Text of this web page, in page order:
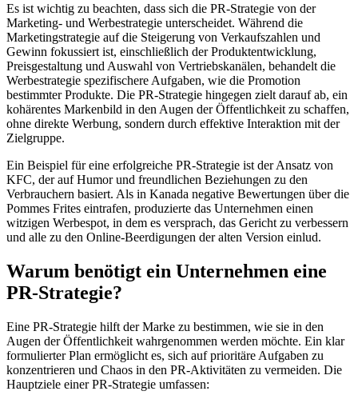
Es ist wichtig zu beachten, dass sich die PR-Strategie von der
Marketing- und Werbestrategie unterscheidet. Während die
Marketingstrategie auf die Steigerung von Verkaufszahlen und
Gewinn fokussiert ist, einschließlich der Produktentwicklung,
Preisgestaltung und Auswahl von Vertriebskanälen, behandelt die
Werbestrategie spezifischere Aufgaben, wie die Promotion
bestimmter Produkte. Die PR-Strategie hingegen zielt darauf ab, ein
kohärentes Markenbild in den Augen der Öffentlichkeit zu schaffen,
ohne direkte Werbung, sondern durch effektive Interaktion mit der
Zielgruppe.
Ein Beispiel für eine erfolgreiche PR-Strategie ist der Ansatz von
KFC, der auf Humor und freundlichen Beziehungen zu den
Verbrauchern basiert. Als in Kanada negative Bewertungen über die
Pommes Frites eintrafen, produzierte das Unternehmen einen
witzigen Werbespot, in dem es versprach, das Gericht zu verbessern
und alle zu den Online-Beerdigungen der alten Version einlud.
Warum benötigt ein Unternehmen eine
PR-Strategie?
Eine PR-Strategie hilft der Marke zu bestimmen, wie sie in den
Augen der Öffentlichkeit wahrgenommen werden möchte. Ein klar
formulierter Plan ermöglicht es, sich auf prioritäre Aufgaben zu
konzentrieren und Chaos in den PR-Aktivitäten zu vermeiden. Die
Hauptziele einer PR-Strategie umfassen: